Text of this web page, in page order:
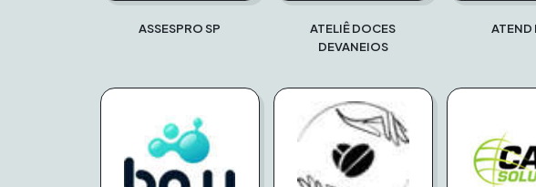
ASSESPRO SP
ATELIÊ DOCES
DEVANEIOS
ATEND